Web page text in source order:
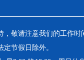
，敬请注意我们的工作时
节假日除外。